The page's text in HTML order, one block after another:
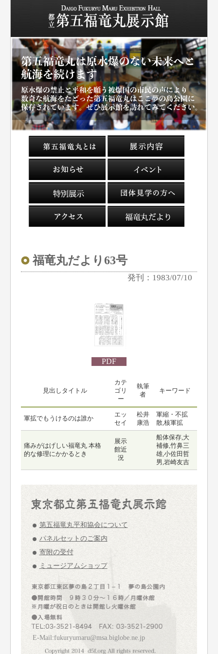
福竜丸だより63号
発刊：1983/07/10
PDF
見出しタイトル
カテ
ゴリ
ー
執筆
者
キーワード
軍拡でもうけるのは誰か
エッ
セイ
松井
康浩
軍縮・不拡
散,核軍拡
痛みがはげしい福竜丸 本格
的な修理にかかるとき
展示
館近
況
船体保存,大
補修,竹鼻三
雄,小佐田哲
男,岩崎友吉
E-Mail:fukuryumaru@msa.biglobe.ne.jp
第五福竜丸平和協会について
パネルセットのご案内
寄附の受付
ミュージアムショップ